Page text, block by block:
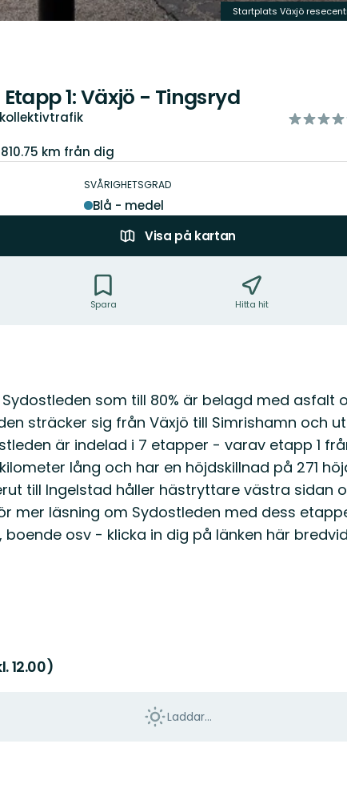
Startplats Växjö
1: Växjö - Tingsryd
av
km från dig
SVÅRIGHETSGRAD
Blå - medel
Visa på kartan
Spara Hitta hit
som till 80% är belagd med asfalt
sträcker sig från Växjö till Simrishamn och
är indelad i 7 etapper - varav etapp 1
lång och har en höjdskillnad på 271
till Ingelstad håller hästryttare västra sidan
mer läsning om Sydostleden med dess
boende osv - klicka in dig på länken här
12.00)
Laddar...